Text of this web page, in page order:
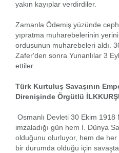
yakın kayıplar verdirdiler.
Zamanla Ödemiş yüzünde
yıpratma muharebelerinin
ordusunun muharebeleri aldı.
Zafer'den sonra Yunanlılar 3
ettiler.
Türk Kurtuluş Savaşının
Direnişinde Örgütlü
Osmanlı Devleti 30 Ekim 1918
imzaladığı gün hem I. Dünya
olduğunu olurluyor, hem de her
bir durumda olduğu için